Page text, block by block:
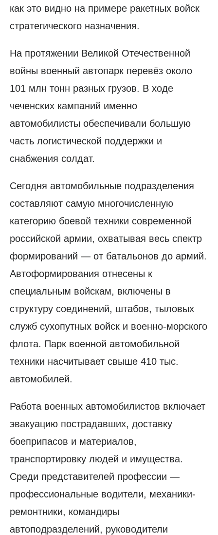
как это видно на примере ракетных войск
стратегического назначения.
На протяжении Великой Отечественной
войны военный автопарк перевёз около
101 млн тонн разных грузов. В ходе
чеченских кампаний именно
автомобилисты обеспечивали большую
часть логистической поддержки и
снабжения солдат.
Сегодня автомобильные подразделения
составляют самую многочисленную
категорию боевой техники современной
российской армии, охватывая весь спектр
формирований — от батальонов до армий.
Автоформирования отнесены к
специальным войскам, включены в
структуру соединений, штабов, тыловых
служб сухопутных войск и военно-морского
флота. Парк военной автомобильной
техники насчитывает свыше 410 тыс.
автомобилей.
Работа военных автомобилистов включает
эвакуацию пострадавших, доставку
боеприпасов и материалов,
транспортировку людей и имущества.
Среди представителей профессии —
профессиональные водители, механики-
ремонтники, командиры
автоподразделений, руководители